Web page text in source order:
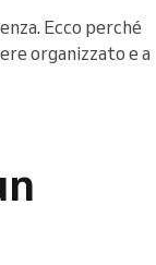
Ecco perché
organizzato e a